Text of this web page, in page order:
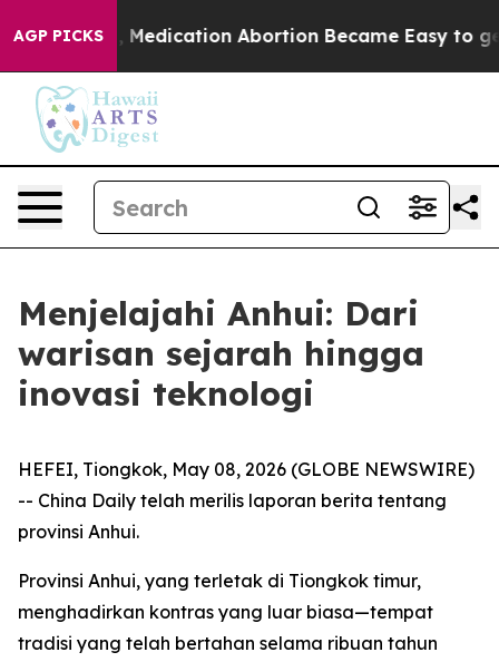
AGP PICKSMedication Abortion Became Easy to
Menjelajahi Anhui: Dari
warisan sejarah hingga
inovasi teknologi
HEFEI, Tiongkok, May 08, 2026 (GLOBE NEWSWIRE)
-- China Daily telah merilis laporan berita tentang
provinsi Anhui.
Provinsi Anhui, yang terletak di Tiongkok timur,
menghadirkan kontras yang luar biasa—tempat
tradisi yang telah bertahan selama ribuan tahun